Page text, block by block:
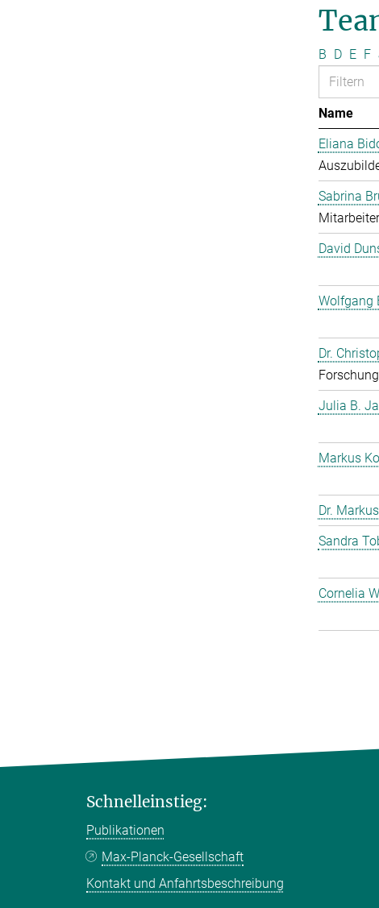
B D E F
Name
Eliana
Sabrina
David
Wolfgang
Dr.
Julia B.
Markus
Dr.
Sandra
Cornelia
Schnelleinstieg:
Publikationen
Max-Planck-Gesellschaft
Kontakt und Anfahrtsbeschreibung